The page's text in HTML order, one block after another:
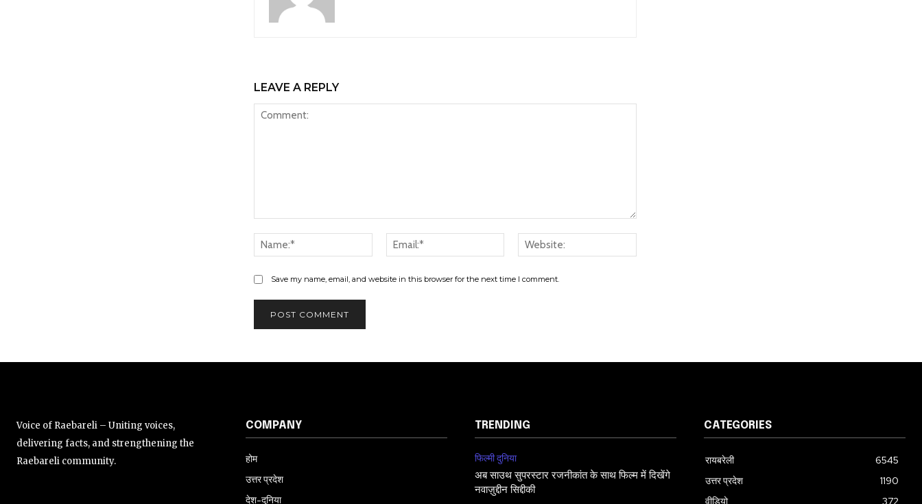
LEAVE A REPLY
Name:*
Email:*
Save my name, email, and website in this browser for the next time I comment.
Voice of Raebareli – Uniting voices,
delivering facts, and strengthening the
Raebareli community.
COMPANY
होम
उत्तर प्रदेश
देश-दुनिया
TRENDING
फिल्मी दुनिया
अब साउथ सुपरस्टार रजनीकांत के साथ फिल्म में दिखेंगे
नवाज़ुद्दीन सिद्दीकी
CATEGORIES
रायबरेली
6545
उत्तर प्रदेश
1190
वीडियो
372